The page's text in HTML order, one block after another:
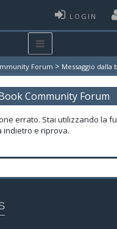
LOGIN
Forum > Messaggio dalla
Community Forum
errato. Stai utilizzando la
indietro e riprova.